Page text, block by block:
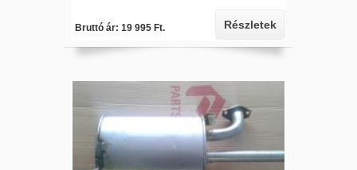
Bruttó ár: 19 995 Ft. Részletek